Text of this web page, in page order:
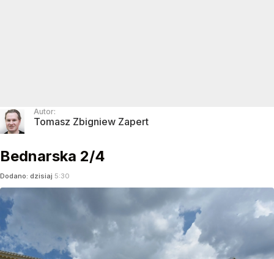
Autor:
Tomasz Zbigniew Zapert
Bednarska 2/4
Dodano: dzisiaj 5:30